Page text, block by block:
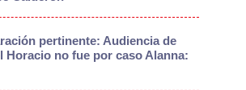
pertinente: Audiencia de
Horacio no fue por caso Alanna: